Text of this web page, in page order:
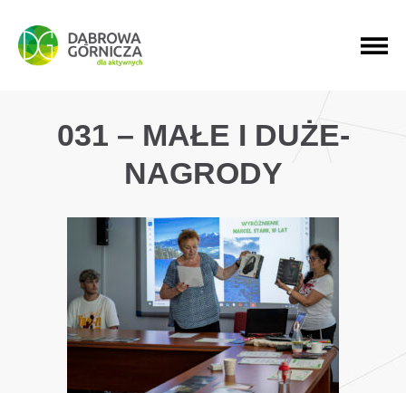
PRZEJDŹ DO MENU GŁÓWNEGO
PRZEJDŹ DO WYSZUKIWARKI
PRZEJDŹ DO TREŚCI
031 – MAŁE I DUŻE-
NAGRODY